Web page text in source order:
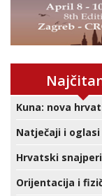
Kuna: nova
Natječaji i oglasi
Hrvatski snajperi
Orijentacija i